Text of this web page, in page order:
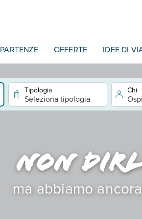
PARTENZE OFFERTE IDEE DI
Tipologia
Seleziona tipologia
Chi
Non
ma abbiamo